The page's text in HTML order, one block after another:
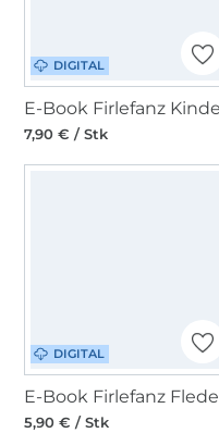
DIGITAL
7,90 € / Stk
DIGITAL
5,90 € / Stk